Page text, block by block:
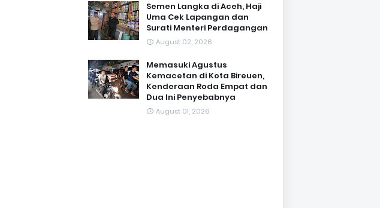
Semen Langka di Aceh, Haji
Uma Cek Lapangan dan
Surati Menteri Perdagangan
August 02, 2026
Memasuki Agustus
Kemacetan di Kota Bireuen,
Kenderaan Roda Empat dan
Dua Ini Penyebabnya
August 01, 2026